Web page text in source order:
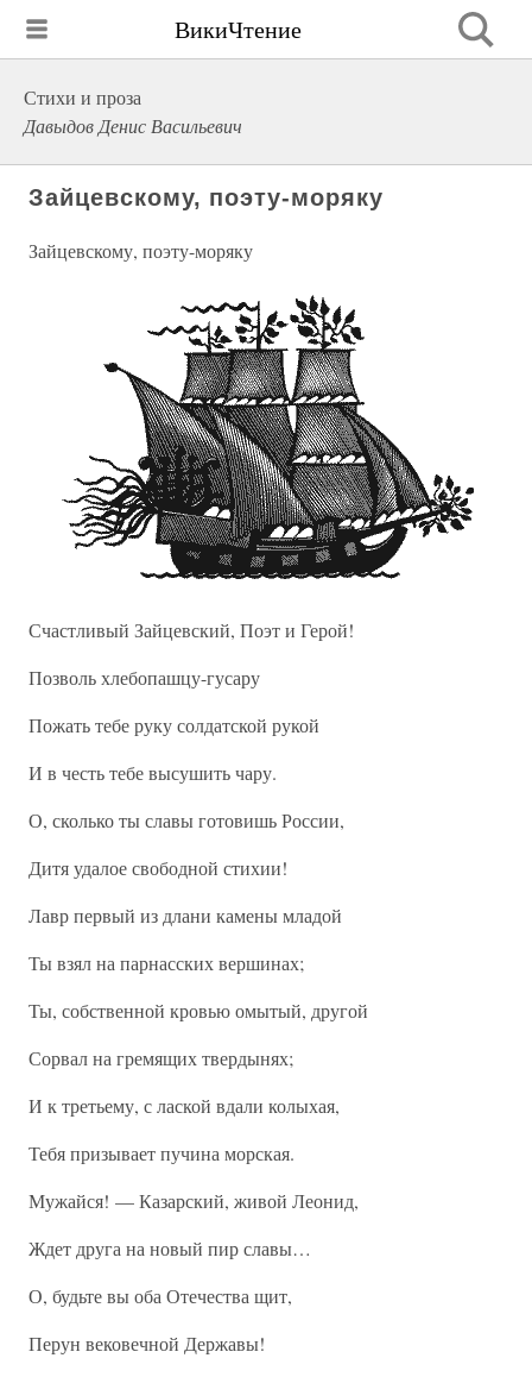
ВикиЧтение
Стихи и проза
Давыдов Денис Васильевич
Зайцевскому, поэту-моряку
Зайцевскому, поэту-моряку
Счастливый Зайцевский, Поэт и Герой!
Позволь хлебопашцу-гусару
Пожать тебе руку солдатской рукой
И в честь тебе высушить чару.
О, сколько ты славы готовишь России,
Дитя удалое свободной стихии!
Лавр первый из длани камены младой
Ты взял на парнасских вершинах;
Ты, собственной кровью омытый, другой
Сорвал на гремящих твердынях;
И к третьему, с лаской вдали колыхая,
Тебя призывает пучина морская.
Мужайся! — Казарский, живой Леонид,
Ждет друга на новый пир славы…
О, будьте вы оба Отечества щит,
Перун вековечной Державы!